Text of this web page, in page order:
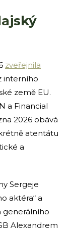
zveřejnila
interního
země EU.
a Financial
2026 obává
atentátu
a
Sergeje
aktéra“ a
generálního
Alexandrem